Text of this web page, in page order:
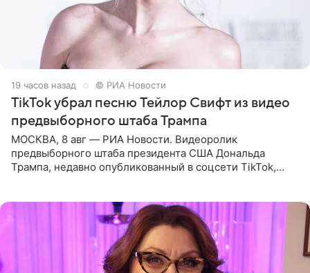
19 часов назад © РИА Новости
TikTok убрал песню Тейлор Свифт из видео
предвыборного штаба Трампа
МОСКВА, 8 авг — РИА Новости. Видеоролик
предвыборного штаба президента США Дональда
Трампа, недавно опубликованный в соцсети TikTok,